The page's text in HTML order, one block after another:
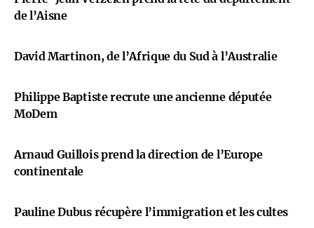
de l’Aisne
David Martinon, de l’Afrique du Sud à l’Australie
Philippe Baptiste recrute une ancienne députée
MoDem
Arnaud Guillois prend la direction de l’Europe
continentale
Pauline Dubus récupère l’immigration et les cultes